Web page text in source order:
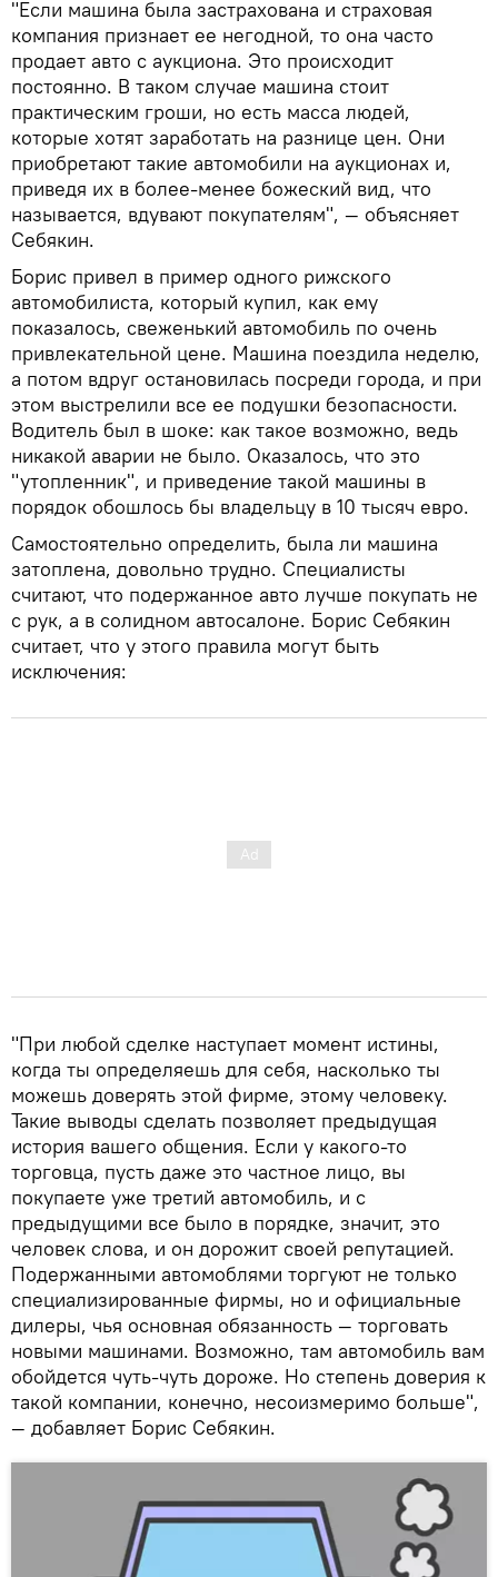
"Если машина была застрахована и страховая
компания признает ее негодной, то она часто
продает авто с аукциона. Это происходит
постоянно. В таком случае машина стоит
практическим гроши, но есть масса людей,
которые хотят заработать на разнице цен. Они
приобретают такие автомобили на аукционах и,
приведя их в более-менее божеский вид, что
называется, вдувают покупателям", — объясняет
Себякин.
Борис привел в пример одного рижского
автомобилиста, который купил, как ему
показалось, свеженький автомобиль по очень
привлекательной цене. Машина поездила неделю,
а потом вдруг остановилась посреди города, и при
этом выстрелили все ее подушки безопасности.
Водитель был в шоке: как такое возможно, ведь
никакой аварии не было. Оказалось, что это
"утопленник", и приведение такой машины в
порядок обошлось бы владельцу в 10 тысяч евро.
Самостоятельно определить, была ли машина
затоплена, довольно трудно. Специалисты
считают, что подержанное авто лучше покупать не
с рук, а в солидном автосалоне. Борис Себякин
считает, что у этого правила могут быть
исключения:
"При любой сделке наступает момент истины,
когда ты определяешь для себя, насколько ты
можешь доверять этой фирме, этому человеку.
Такие выводы сделать позволяет предыдущая
история вашего общения. Если у какого-то
торговца, пусть даже это частное лицо, вы
покупаете уже третий автомобиль, и с
предыдущими все было в порядке, значит, это
человек слова, и он дорожит своей репутацией.
Подержанными автомоблями торгуют не только
специализированные фирмы, но и официальные
дилеры, чья основная обязанность — торговать
новыми машинами. Возможно, там автомобиль вам
обойдется чуть-чуть дороже. Но степень доверия к
такой компании, конечно, несоизмеримо больше",
— добавляет Борис Себякин.